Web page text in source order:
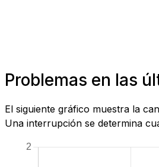
Problemas en las
El siguiente gráfico muestra la
Una interrupción se determina